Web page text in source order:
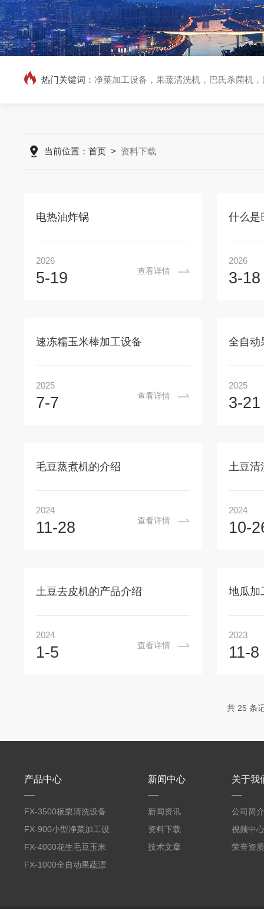
热门关键词： 净菜加工设备，果蔬清洗机，巴氏杀菌机
当前位置： 首页> 资料下载
电热油炸锅
2026
5-19 查看详情
什么是
2026
3-18
速冻糯玉米棒加工设备
2025
7-7 查看详情
全自动
2025
3-21
毛豆蒸煮机的介绍
2024
11-28 查看详情
土豆清
2024
10-
土豆去皮机的产品介绍
2024
1-5 查看详情
地瓜加
2023
11-8
共 25 条
产品中心
FX-3500板栗清洗设备
全自动气泡清洗机
FX-900小型净菜加工设
备野菜清洗机
FX-4000花生毛豆玉米
蒸煮漂烫机
FX-1000全自动果蔬漂
新闻中心
新闻资讯
资料下载
技术文章
关于我
公司简介
视频中心
荣誉资质